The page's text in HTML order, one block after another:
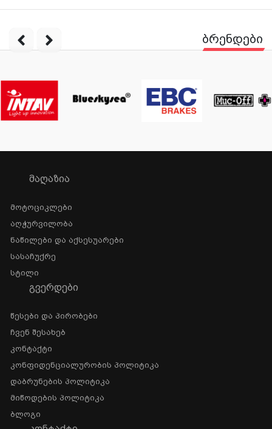
ბრენდები
ᲛᲐᲦᲐᲖᲘᲐ
Მოტოციკლები
Აღჭურვილობა
Ნაწილები Და Აქსესუარები
Სასაჩუქრე
Სტილი
ᲒᲕᲔᲠᲓᲔᲑᲘ
Წესები Და Პირობები
Ჩვენ Შესახებ
Კონტაქტი
Კონფიდენციალურობის Პოლიტიკა
Დაბრუნების Პოლიტიკა
Მიწოდების Პოლიტიკა
Ბლოგი